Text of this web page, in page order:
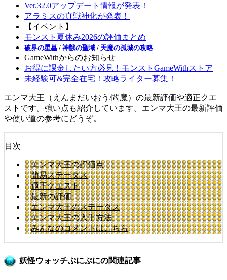
Ver.32.0アップデート情報が発表！
アラミスの真獣神化が発表！
【イベント】
モンスト夏休み2026の評価まとめ
破界の星墓 / 神獣の聖域 / 天魔の孤城の攻略
GameWithからのお知らせ
お得に課金したい方必見！モンストGameWithストア
未経験可&完全在宅！攻略ライター募集！
エンマ大王（えんまだいおう/閻魔）の最新評価や適正クエ
ストです。強い点も紹介しています。エンマ大王の最新評価
や使い道の参考にどうぞ。
目次
エンマ大王の評価点
簡易ステータス
適正クエスト
最新の評価
エンマ大王のステータス
エンマ大王の入手方法
みんなのコメントはこちら
妖怪ウォッチぷにぷにの関連記事